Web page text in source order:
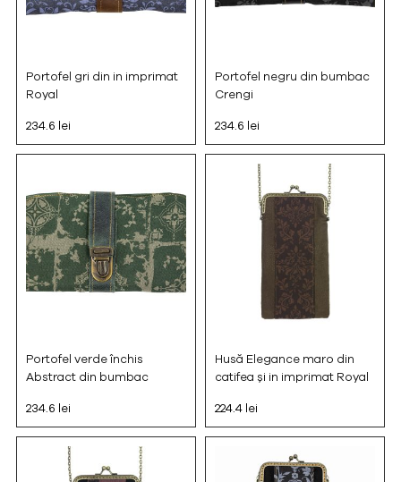
Portofel gri din in imprimat
Royal
234.6 lei
Portofel negru din bumbac
Crengi
234.6 lei
Portofel verde închis
Abstract din bumbac
234.6 lei
Husă Elegance maro din
catifea și in imprimat Royal
224.4 lei